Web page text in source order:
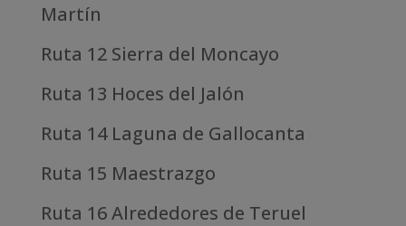
Martín
Ruta 12 Sierra del Moncayo
Ruta 13 Hoces del Jalón
Ruta 14 Laguna de Gallocanta
Ruta 15 Maestrazgo
Ruta 16 Alrededores de Teruel